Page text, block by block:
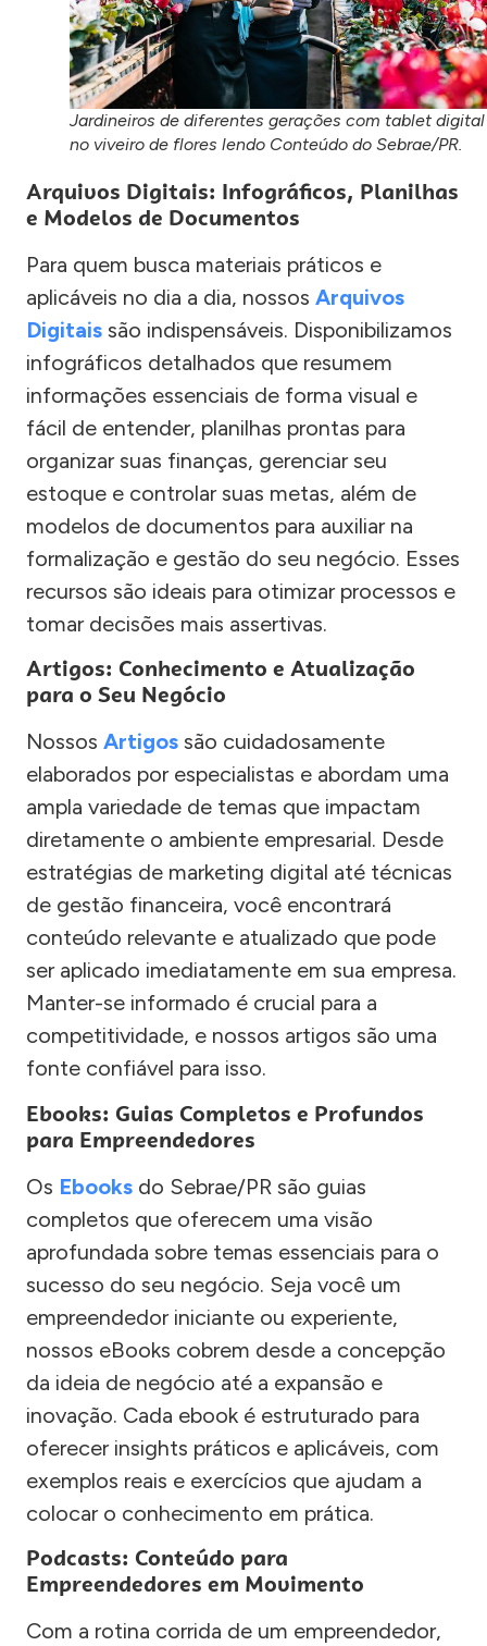
Jardineiros de diferentes gerações com tablet digital
no viveiro de flores lendo Conteúdo do Sebrae/PR.
Arquivos Digitais: Infográficos, Planilhas
e Modelos de Documentos
Para quem busca materiais práticos e
aplicáveis no dia a dia, nossos Arquivos
Digitais são indispensáveis. Disponibilizamos
infográficos detalhados que resumem
informações essenciais de forma visual e
fácil de entender, planilhas prontas para
organizar suas finanças, gerenciar seu
estoque e controlar suas metas, além de
modelos de documentos para auxiliar na
formalização e gestão do seu negócio. Esses
recursos são ideais para otimizar processos e
tomar decisões mais assertivas.
Artigos: Conhecimento e Atualização
para o Seu Negócio
Nossos Artigos são cuidadosamente
elaborados por especialistas e abordam uma
ampla variedade de temas que impactam
diretamente o ambiente empresarial. Desde
estratégias de marketing digital até técnicas
de gestão financeira, você encontrará
conteúdo relevante e atualizado que pode
ser aplicado imediatamente em sua empresa.
Manter-se informado é crucial para a
competitividade, e nossos artigos são uma
fonte confiável para isso.
Ebooks: Guias Completos e Profundos
para Empreendedores
Os Ebooks do Sebrae/PR são guias
completos que oferecem uma visão
aprofundada sobre temas essenciais para o
sucesso do seu negócio. Seja você um
empreendedor iniciante ou experiente,
nossos eBooks cobrem desde a concepção
da ideia de negócio até a expansão e
inovação. Cada ebook é estruturado para
oferecer insights práticos e aplicáveis, com
exemplos reais e exercícios que ajudam a
colocar o conhecimento em prática.
Podcasts: Conteúdo para
Empreendedores em Movimento
Com a rotina corrida de um empreendedor,